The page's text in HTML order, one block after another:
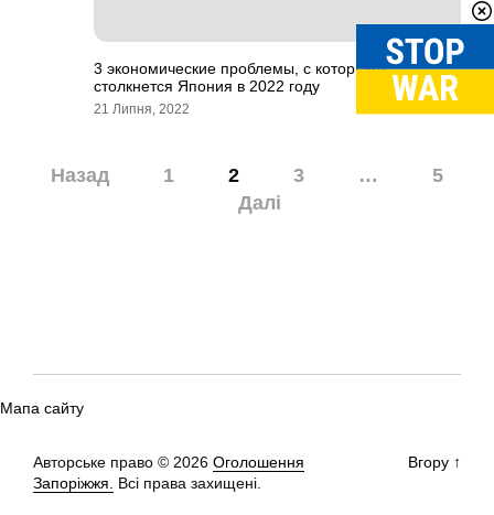
3 экономические проблемы, с которыми
столкнется Япония в 2022 году
21 Липня, 2022
Навігація
Назад 1 2 3 …
5
Далі
Мапа сайту
Авторське право © 2026 Оголошення
Запоріжжя.
Всі права захищені.
Вгору ↑